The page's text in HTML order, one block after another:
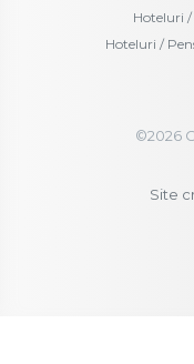
Hoteluri /
Hoteluri /
©2026
Site